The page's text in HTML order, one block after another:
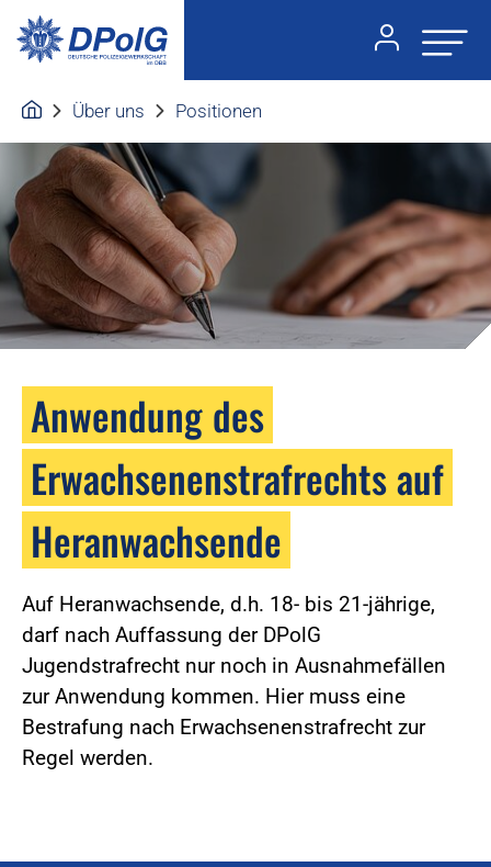
Über uns Positionen
Anwendung des
Erwachsenenstrafrechts auf
Heranwachsende
Auf Heranwachsende, d.h. 18- bis 21-jährige,
darf nach Auffassung der DPolG
Jugendstrafrecht nur noch in Ausnahmefällen
zur Anwendung kommen. Hier muss eine
Bestrafung nach Erwachsenenstrafrecht zur
Regel werden.